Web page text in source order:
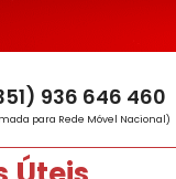
936 646 460
para Rede Móvel Nacional)